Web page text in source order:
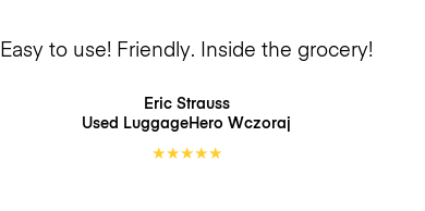
Easy to use! Friendly. Inside the grocery!
Eric Strauss
Used LuggageHero Wczoraj
★★★★★